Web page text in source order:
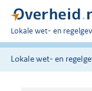
U
bent
hier:
Lokale wet- en
Lokale wet- en